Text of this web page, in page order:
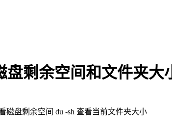
剩余空间和文件夹大
磁盘剩余空间 du -sh 查看当前文件夹大小